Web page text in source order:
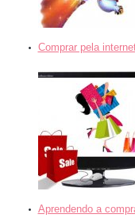
Comprar pela
Aprendendo a